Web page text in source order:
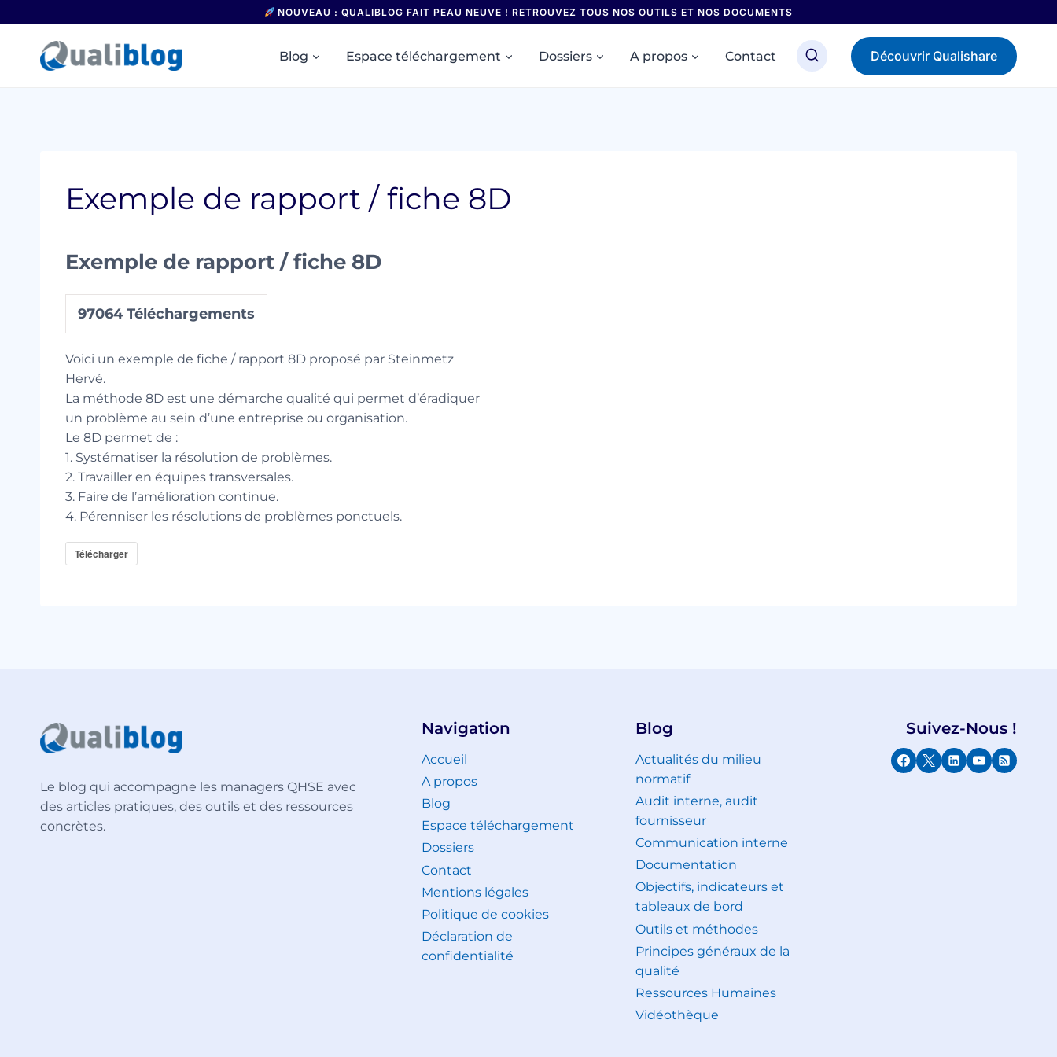
au
contenu
NOUVEAU : QUALIBLOG FAIT PEAU NEUVE ! RETROUVEZ TOUS NOS OUTILS ET NOS DOCUMENTS
Blog Espace téléchargement Dossiers A propos Contact Découvrir Qualishare
Exemple de rapport / fiche 8D
Exemple de rapport / fiche 8D
97064Téléchargements
Voici un exemple de fiche / rapport 8D proposé par Steinmetz
Hervé.
La méthode 8D est une démarche qualité qui permet d’éradiquer
un problème au sein d’une entreprise ou organisation.
Le 8D permet de :
1. Systématiser la résolution de problèmes.
2. Travailler en équipes transversales.
3. Faire de l’amélioration continue.
4. Pérenniser les résolutions de problèmes ponctuels.
Télécharger
Le blog qui accompagne les managers QHSE avec
des articles pratiques, des outils et des ressources
concrètes.
Navigation
Accueil
A propos
Blog
Espace téléchargement
Dossiers
Contact
Mentions légales
Politique de cookies
Déclaration de
confidentialité
Blog
Actualités du milieu
normatif
Audit interne, audit
fournisseur
Communication interne
Documentation
Objectifs, indicateurs et
tableaux de bord
Outils et méthodes
Principes généraux de la
qualité
Ressources Humaines
Vidéothèque
Suivez-Nous !